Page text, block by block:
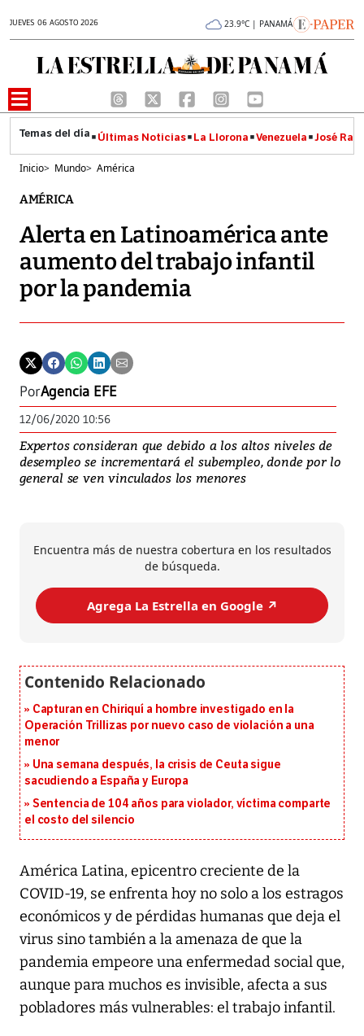
JUEVES 06 AGOSTO 2026 23.9°C | PANAMÁ
Últimas Noticias La Llorona Venezuela José
Inicio> Mundo> América
AMÉRICA
Alerta en Latinoamérica ante
aumento del trabajo infantil
por la pandemia
PorAgencia EFE
12/06/2020 10:56
Expertos consideran que debido a los altos niveles de
desempleo se incrementará el subempleo, donde por lo
general se ven vinculados los menores
Encuentra más de nuestra cobertura en los resultados
de búsqueda.
Agrega La Estrella en Google ↗️
Capturan en Chiriquí a hombre investigado en la
Operación Trillizas por nuevo caso de violación a una
menor
Una semana después, la crisis de Ceuta sigue
sacudiendo a España y Europa
Sentencia de 104 años para violador, víctima comparte
el costo del silencio
América Latina, epicentro creciente de la
COVID-19, se enfrenta hoy no solo a los estragos
económicos y de pérdidas humanas que deja el
virus sino también a la amenaza de que la
pandemia empeore una enfermedad social que,
aunque para muchos es invisible, afecta a sus
pobladores más vulnerables: el trabajo infantil.